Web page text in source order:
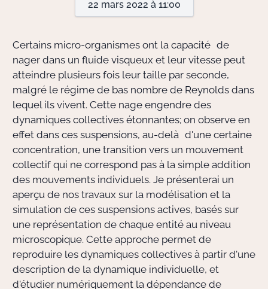
Doctorant·e·s
Bibliothèque
Informatique
22 mars 2022 à 11:00
Certains micro-organismes ont la capacité de
nager dans un fluide visqueux et leur vitesse peut
atteindre plusieurs fois leur taille par seconde,
malgré le régime de bas nombre de Reynolds dans
lequel ils vivent. Cette nage engendre des
dynamiques collectives étonnantes; on observe en
effet dans ces suspensions, au-delà d'une certaine
concentration, une transition vers un mouvement
collectif qui ne correspond pas à la simple addition
des mouvements individuels. Je présenterai un
aperçu de nos travaux sur la modélisation et la
simulation de ces suspensions actives, basés sur
une représentation de chaque entité au niveau
microscopique. Cette approche permet de
reproduire les dynamiques collectives à partir d'une
description de la dynamique individuelle, et
d'étudier numériquement la dépendance de